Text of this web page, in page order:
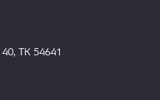
40, ΤΚ 54641